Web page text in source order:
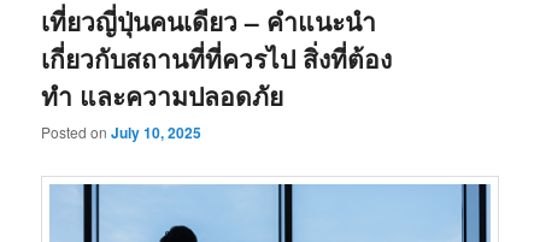
เที่ยวญี่ปุ่นคนเดียว – คำแนะนำ
เกี่ยวกับสถานที่ที่ควรไป สิ่งที่ต้อง
ทำ และความปลอดภัย
Posted onJuly 10, 2025